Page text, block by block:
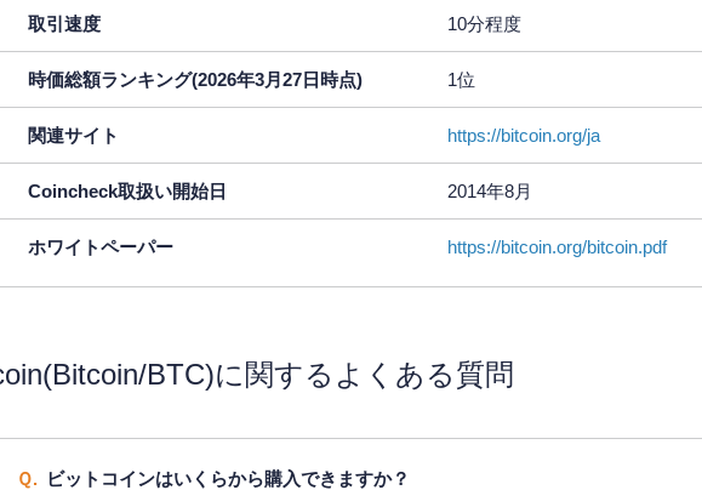
取引速度 10分程度
時価総額ランキング(2026年3月27日時点) 1位
関連サイト https://bitcoin.org/ja
Coincheck取扱い開始日 2014年8月
ホワイトペーパー https://bitcoin.org/bitcoin.pdf
BTC)に関するよくある質問
Ｑ. ビットコインはいくらから購入できますか？